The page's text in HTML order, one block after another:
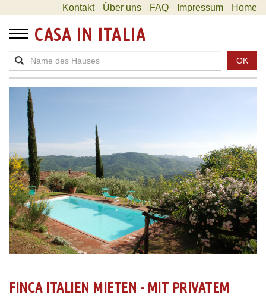
Kontakt Über uns FAQ Impressum Home
CASA IN ITALIA
OK
FINCA ITALIEN MIETEN - MIT PRIVATEM